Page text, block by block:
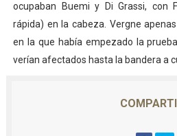
ocupaban Buemi y Di Grassi, con
rápida) en la cabeza. Vergne
en la que había empezado la
verían afectados hasta la bandera a